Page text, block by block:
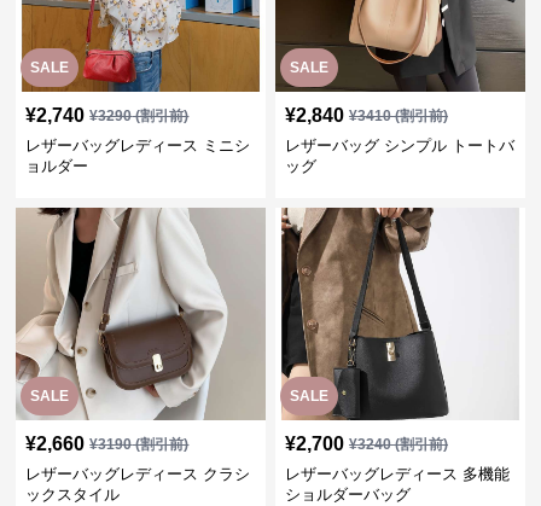
SALE
¥2,740 ¥3290(割引前)
レザーバッグレディース ミニシ
ョルダー
SALE
¥2,840 ¥3410(割引前)
レザーバッグ シンプル トートバ
ッグ
SALE
¥2,660 ¥3190(割引前)
レザーバッグレディース クラシ
ックスタイル
SALE
¥2,700 ¥3240(割引前)
レザーバッグレディース 多機能
ショルダーバッグ